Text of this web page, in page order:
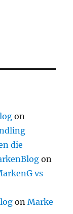
on
die
on
vs
onMarke